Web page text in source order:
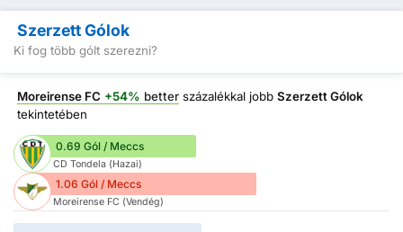
Szerzett Gólok
Ki fog több gólt szerezni?
Moreirense FC +54% better százalékkal jobb Szerzett Gólok
tekintetében
0.69 Gól / Meccs
CD Tondela (Hazai)
1.06 Gól / Meccs
Moreirense FC (Vendég)